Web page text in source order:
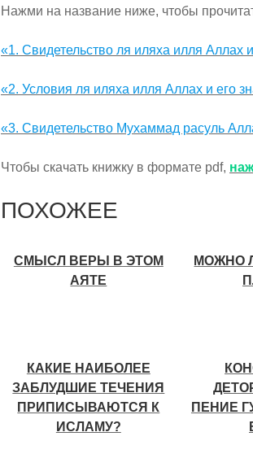
Нажми на название ниже, чтобы
«1. Свидетельство ля иляха илля Аллах
«2. Условия ля иляха илля Аллах и его
«3. Свидетельство Мухаммад расуль
Чтобы скачать книжку в формате pdf,
ПОХОЖЕЕ
СМЫСЛ ВЕРЫ В ЭТОМ
АЯТЕ
МОЖНО
КАКИЕ НАИБОЛЕЕ
ЗАБЛУДШИЕ ТЕЧЕНИЯ
ПРИПИСЫВАЮТСЯ К
ИСЛАМУ?
ПЕНИЕ